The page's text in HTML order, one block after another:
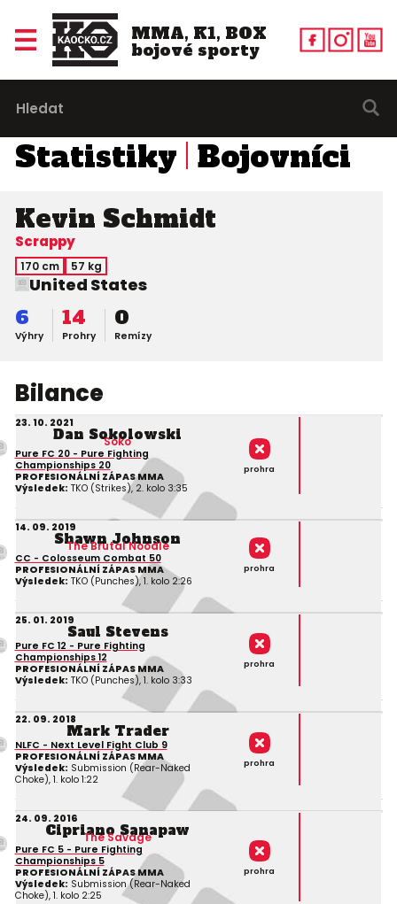
MMA, K1, BOX
bojové sporty
Statistiky Bojovníci
Kevin Schmidt
Scrappy
170 cm 57 kg
United States
Výhry
6
Prohry
14
Remízy
0
Bilance
23. 10. 2021
Dan Sokolowski
Soko
Pure FC 20 - Pure Fighting
Championships 20
PROFESIONÁLNÍ ZÁPAS MMA
Výsledek: TKO (Strikes), 2. kolo 3:35
prohra
14. 09. 2019
Shawn Johnson
The Brutal Noodle
CC - Colosseum Combat 50
PROFESIONÁLNÍ ZÁPAS MMA
Výsledek: TKO (Punches), 1. kolo 2:26
prohra
25. 01. 2019
Saul Stevens
Pure FC 12 - Pure Fighting
Championships 12
PROFESIONÁLNÍ ZÁPAS MMA
Výsledek: TKO (Punches), 1. kolo 3:33
prohra
22. 09. 2018
Mark Trader
NLFC - Next Level Fight Club 9
PROFESIONÁLNÍ ZÁPAS MMA
Výsledek: Submission (Rear-Naked
Choke), 1. kolo 1:22
prohra
24. 09. 2016
Cipriano Sanapaw
The Savage
Pure FC 5 - Pure Fighting
Championships 5
PROFESIONÁLNÍ ZÁPAS MMA
Výsledek: Submission (Rear-Naked
Choke), 1. kolo 2:25
prohra